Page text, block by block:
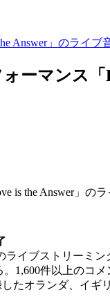
Answer」のライブ
ーマンス
is the Answer」のラ
イブストリーミン
1,600件以上のコメ
したオランダ、イギ